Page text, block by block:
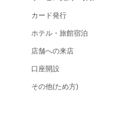
カード発行
ホテル・旅館宿泊
店舗への来店
口座開設
その他(ため方)